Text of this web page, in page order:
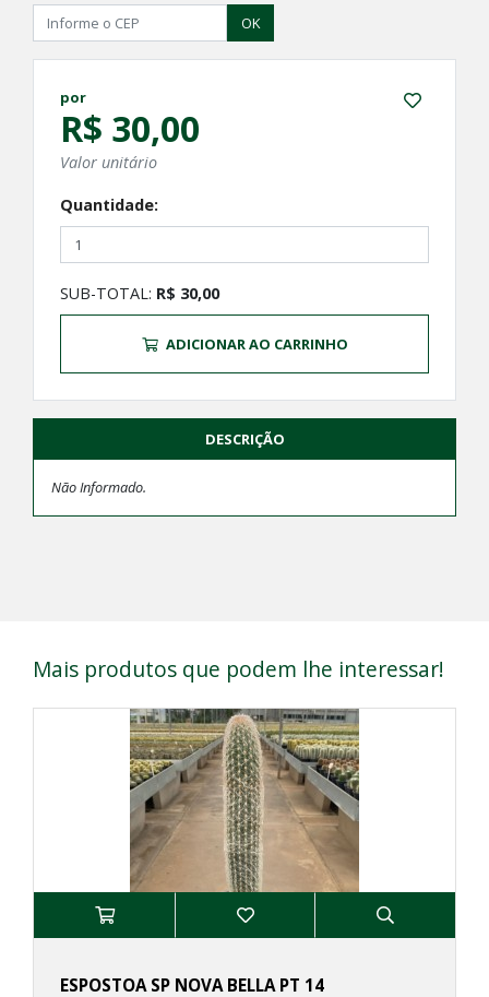
OK
por
R$ 30,00
Valor unitário
Quantidade:
SUB-TOTAL: R$ 30,00
ADICIONAR AO CARRINHO
DESCRIÇÃO
Não Informado.
Mais produtos que podem lhe interessar!
ESPOSTOA SP NOVA BELLA PT 14